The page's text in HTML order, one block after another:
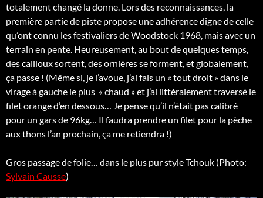
totalement changé la donne. Lors des reconnaissances, la
première partie de piste propose une adhérence digne de celle
qu’ont connu les festivaliers de Woodstock 1968, mais avec un
terrain en pente. Heureusement, au bout de quelques temps,
des cailloux sortent, des ornières se forment, et globalement,
ça passe ! (Même si, je l’avoue, j’ai fais un « tout droit » dans le
virage à gauche le plus « chaud » et j’ai littéralement traversé le
filet orange d’en dessous… Je pense qu’il n’était pas calibré
pour un gars de 96kg… Il faudra prendre un filet pour la pèche
aux thons l’an prochain, ça me retiendra !)
Gros passage de folie… dans le plus pur style Tchouk (Photo:
Sylvain Causse)